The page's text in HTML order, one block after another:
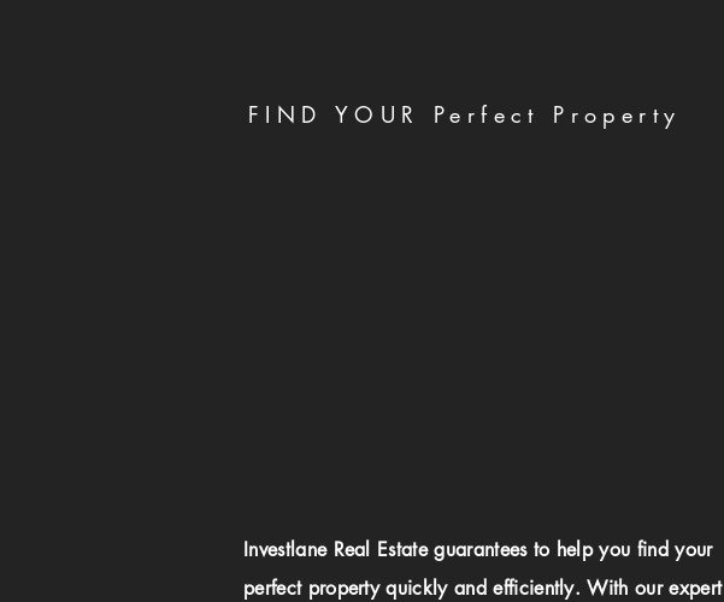
FIND YOUR Perfect Property
Investlane Real Estate guarantees to help you find your
perfect property quickly and efficiently. With our expert